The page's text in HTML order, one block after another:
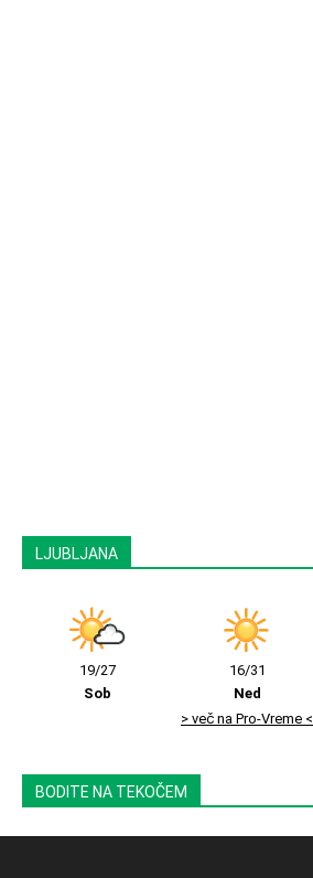
LJUBLJANA
19/27
Sob
16/31
Ned
> več na Pro-Vreme <
BODITE NA TEKOČEM